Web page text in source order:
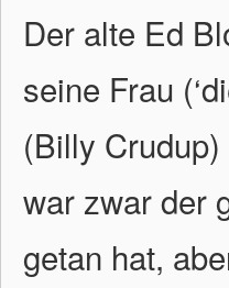
Der alte Ed
seine Frau
(Billy
war zwar der
getan hat,